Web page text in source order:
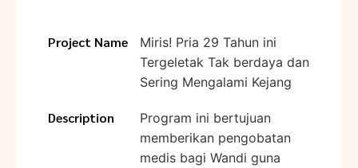
Project Name
Miris! Pria 29 Tahun ini
Tergeletak Tak berdaya dan
Sering Mengalami Kejang
Description
Program ini bertujuan
memberikan pengobatan
medis bagi Wandi guna